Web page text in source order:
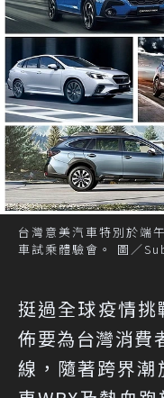
台灣意美汽車特別於端
車試乘體驗會。 圖／
挺過全球疫情挑
佈要為台灣消費
線，隨著跨界